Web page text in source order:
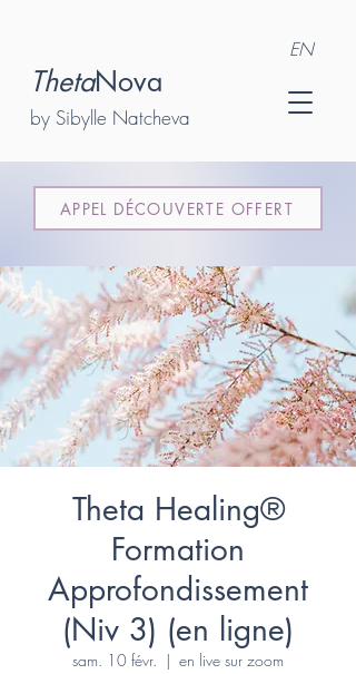
EN
ThetaNova
by Sibylle Natcheva
APPEL DÉCOUVERTE OFFERT
Theta Healing®
Formation
Approfondissement
(Niv 3) (en ligne)
sam. 10 févr.
  |
en live sur zoom